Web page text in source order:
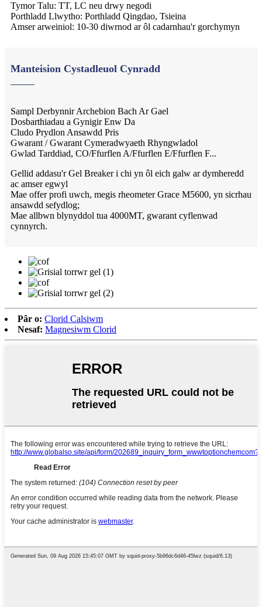
Tymor Talu: TT, LC neu drwy negodi
Porthladd Llwytho: Porthladd Qingdao, Tsieina
Amser arweiniol: 10-30 diwrnod ar ôl cadarnhau'r gorchymyn
Manteision Cystadleuol Cynradd
Sampl Derbynnir Archebion Bach Ar Gael
Dosbarthiadau a Gynigir Enw Da
Cludo Prydlon Ansawdd Pris
Gwarant / Gwarant Cymeradwyaeth Rhyngwladol
Gwlad Tarddiad, CO/Ffurflen A/Ffurflen E/Ffurflen F...
Gellid addasu'r Gel Breaker i chi yn ôl eich galw ar dymheredd
ac amser egwyl
Mae offer profi uwch, megis rheometer Grace M5600, yn sicrhau
ansawdd sefydlog;
Mae allbwn blynyddol tua 4000MT, gwarant cyflenwad
cynnyrch.
Pâr o: Clorid Calsiwm
Nesaf: Magnesiwm Clorid